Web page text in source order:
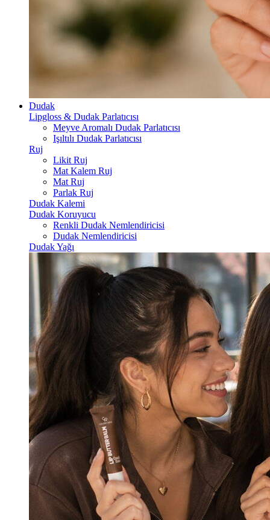
Dudak
Lipgloss & Dudak Parlatıcısı
Meyve Aromalı Dudak Parlatıcısı
Işıltılı Dudak Parlatıcısı
Ruj
Likit Ruj
Mat Kalem Ruj
Mat Ruj
Parlak Ruj
Dudak Kalemi
Dudak Koruyucu
Renkli Dudak Nemlendiricisi
Dudak Nemlendiricisi
Dudak Yağı